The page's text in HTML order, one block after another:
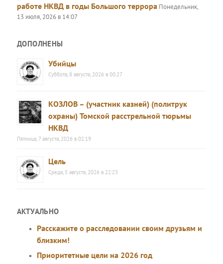
работе НКВД в годы Большого террора Понедельник,
13 июля, 2026 в 14:07
ДОПОЛНЕНЫ
Убийцы
Суббота, 8 августа, 2026 в 00:27
КОЗЛОВ – (участник казней) (политрук
охраны) Томской расстрельной тюрьмы
НКВД
Пятница, 7 августа, 2026 в 02:19
Цель
Среда, 5 августа, 2026 в 22:23
АКТУАЛЬНО
Расскажите о расследовании своим друзьям и
близким!
Приоритетные цели на 2026 год